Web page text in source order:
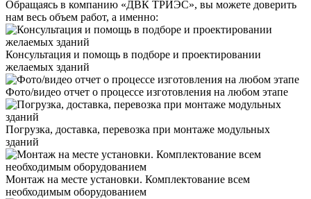
Обращаясь в компанию «ДВК ТРИЭС», вы можете доверить
нам весь объем работ, а именно:
Консультация и помощь в подборе и проектировании
желаемых зданий
Фото/видео отчет о процессе изготовления на любом этапе
Погрузка, доставка, перевозка при монтаже модульных
зданий
Монтаж на месте установки. Комплектование всем
необходимым оборудованием